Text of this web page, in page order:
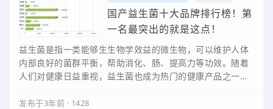
国产益生菌十大品牌排行榜！第
一名最突出的就是这点！
益生菌是指一类能够生生物学效益的微生物，可以维护人体
内部良好的菌群平衡，帮助消化、肠、提高力等功效。随着
人们对健康日益重视，益生菌也成为热门的健康产品之一。
发布于3年前 · 1428